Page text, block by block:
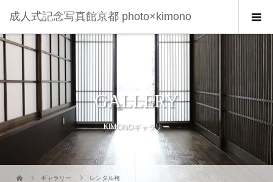
成人式記念写真館京都 photo×kimono
GALLERY
KIMONOギャラリー
ギャラリー レンタル袴